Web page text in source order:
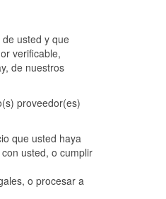
usted y que
verificable,
de nuestros
proveedor(es)
que usted haya
usted, o cumplir
o procesar a